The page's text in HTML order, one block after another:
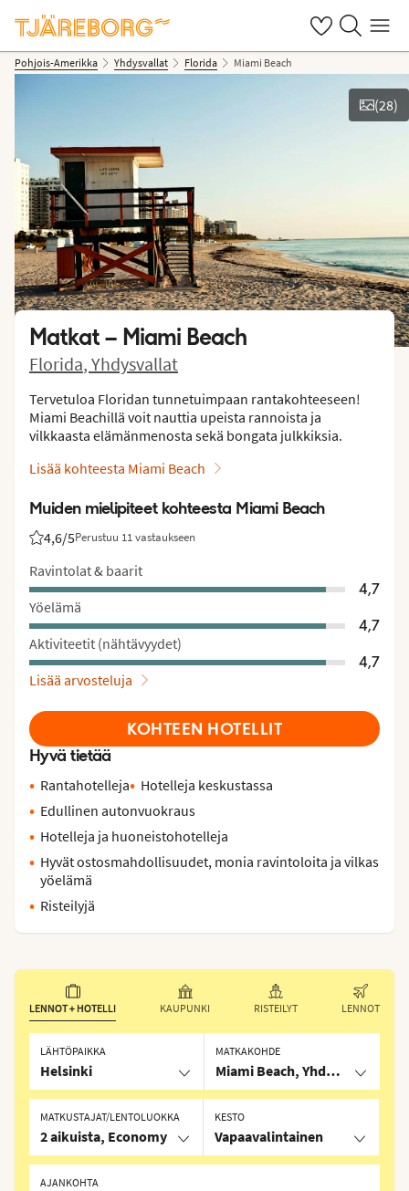
OmatHaku Valikko
Pohjois-Amerikka Yhdysvallat Florida Miami Beach
Näytä kuvia
(28)
Matkat – Miami Beach
Florida, Yhdysvallat
Tervetuloa Floridan tunnetuimpaan rantakohteeseen!
Miami Beachillä voit nauttia upeista rannoista ja
vilkkaasta elämänmenosta sekä bongata julkkiksia.
Lisää kohteesta Miami Beach
Muiden mielipiteet kohteesta Miami Beach
4,6/5Perustuu 11 vastaukseen
Asiakkaidemme arviot: 4.6/5
Ravintolat & baarit
4,7
Yöelämä
4,7
Aktiviteetit (nähtävyydet)
4,7
Lisää arvosteluja
KOHTEEN HOTELLIT
Hyvä tietää
Rantahotelleja
Hotelleja keskustassa
Edullinen autonvuokraus
Hotelleja ja huoneistohotelleja
Hyvät ostosmahdollisuudet, monia ravintoloita ja vilkas
yöelämä
Risteilyjä
LENNOT + HOTELLI KAUPUNKI RISTEILYT LENNOT
LÄHTÖPAIKKA
Helsinki
MATKAKOHDE
Miami Beach, Yhdysvallat
KESTO
Vapaavalintainen
AJANKOHTA
MATKUSTAJAT/LENTOLUOKKA
2 aikuista, Economy